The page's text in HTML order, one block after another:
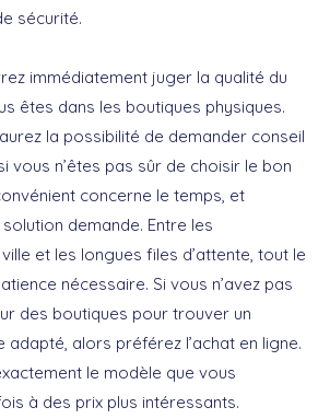
sécurité.
immédiatement juger la qualité du
êtes dans les boutiques physiques.
la possibilité de demander conseil
vous n’êtes pas sûr de choisir le bon
concerne le temps, et
demande. Entre les
et les longues files d’attente, tout le
nécessaire. Si vous n’avez pas
des boutiques pour trouver un
alors préférez l’achat en ligne.
le modèle que vous
à des prix plus intéressants.